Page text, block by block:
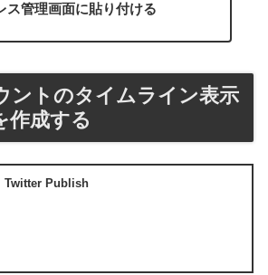
ス管理画面に貼り付ける
ントのタイムライン表示
作成する
Twitter Publish